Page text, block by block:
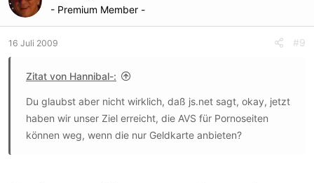
- Premium Member -
16 Juli 2009 #9
Zitat von Hannibal-:
Du glaubst aber nicht wirklich, daß js.net sagt, okay, jetzt
haben wir unser Ziel erreicht, die AVS für Pornoseiten
können weg, wenn die nur Geldkarte anbieten?